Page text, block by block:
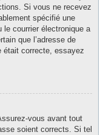
Si vous ne recevez
spécifié une
le courrier électronique a
que l’adresse de
était correcte, essayez
vous avant tout
soient corrects. Si tel